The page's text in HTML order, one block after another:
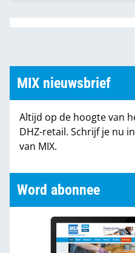
MIX nieuwsbrief
Altijd op de hoogte van
DHZ-retail. Schrijf je nu
van MIX.
Word abonnee